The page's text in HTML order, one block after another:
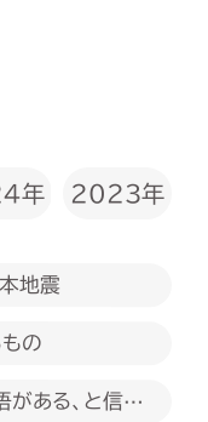
年 2023年
地震
の
ある、と信じ